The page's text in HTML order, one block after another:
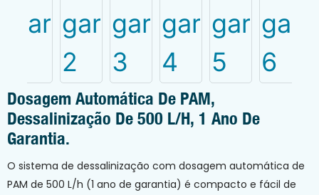
Dosagem Automática De PAM,
Dessalinização De 500 L/h, 1 Ano De
Garantia.
O sistema de dessalinização com dosagem automática de
PAM de 500 L/h (1 ano de garantia) é compacto e fácil de